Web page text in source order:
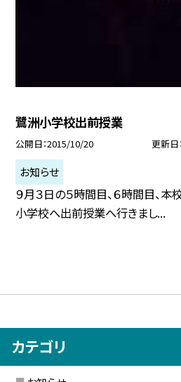
鷺洲小学校出前授業
公開日 2015/10/20 更新日
お知らせ
９月３日の５時間目、６時間目、
小学校へ出前授業へ行きまし...
カテゴリ